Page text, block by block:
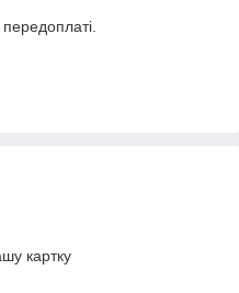
картку